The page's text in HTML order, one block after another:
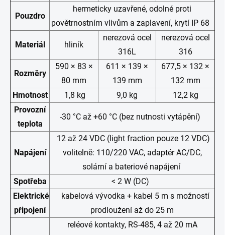
Pouzdro
hermeticky uzavřené, odolné proti
povětrnostním vlivům a zaplavení, krytí IP 68
Materiál hliník
nerezová ocel
316L
nerezová ocel
316
Rozměry
590 × 83 ×
80 mm
611 × 139 ×
139 mm
677,5 × 132 ×
132 mm
Hmotnost
1,8 kg 9,0 kg
12,2 kg
Provozní
teplota
-30 °C až +60 °C (bez nutnosti vytápění)
Napájení
12 až 24 VDC (light fraction pouze 12 VDC)
volitelně: 110/220 VAC, adaptér AC/DC,
solární a bateriové napájení
Spotřeba
< 2 W (DC)
Elektrické
připojení
kabelová vývodka + kabel 5 m s možností
prodloužení až do 25 m
reléové kontakty, RS-485, 4 až 20 mA